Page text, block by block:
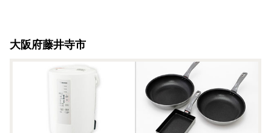
大阪府藤井寺市